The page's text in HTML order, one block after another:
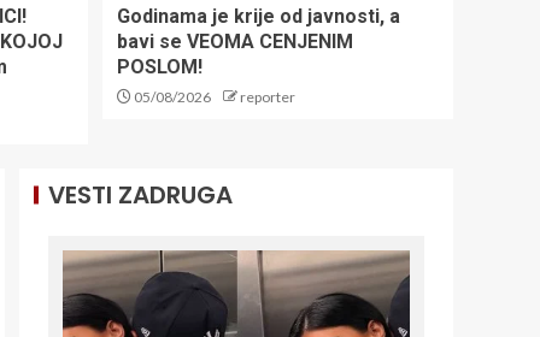
FK Crvena zvezda:
Od petka na
za Novi Pazar i
zbogom stazama
Godinama je krije od javnosti, a
bavi se VEOMA CENJENIM
POSLOM!
05/08/2026 reporter
VESTI ZADRUGA